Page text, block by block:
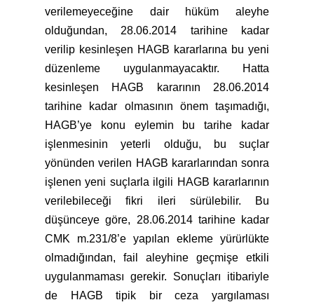
verilemeyeceğine dair hüküm aleyhe
olduğundan, 28.06.2014 tarihine kadar
verilip kesinleşen HAGB kararlarına bu yeni
düzenleme uygulanmayacaktır. Hatta
kesinleşen HAGB kararının 28.06.2014
tarihine kadar olmasının önem taşımadığı,
HAGB’ye konu eylemin bu tarihe kadar
işlenmesinin yeterli olduğu, bu suçlar
yönünden verilen HAGB kararlarından sonra
işlenen yeni suçlarla ilgili HAGB kararlarının
verilebileceği fikri ileri sürülebilir. Bu
düşünceye göre, 28.06.2014 tarihine kadar
CMK m.231/8’e yapılan ekleme yürürlükte
olmadığından, fail aleyhine geçmişe etkili
uygulanmaması gerekir. Sonuçları itibariyle
de HAGB tipik bir ceza yargılaması